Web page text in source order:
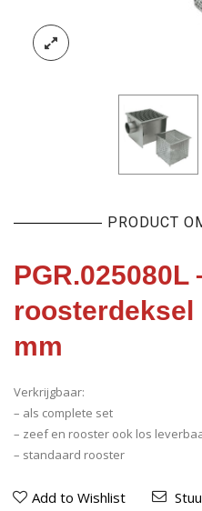
PRODUCT
PGR.025080L
mm
Verkrijgbaar:
– als complete set
– zeef en rooster ook los
– standaard rooster
Add to Wishlist